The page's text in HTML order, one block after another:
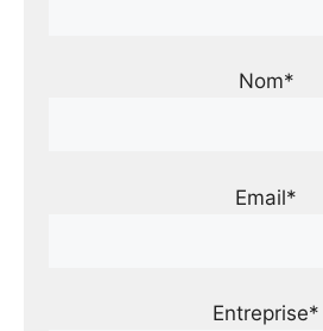
Nom*
Email*
Entreprise*